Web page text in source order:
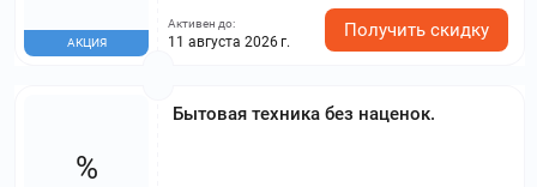
АКЦИЯ
Активен до:
11 августа 2026 г.
Получить скидку
Бытовая техника без наценок.
%